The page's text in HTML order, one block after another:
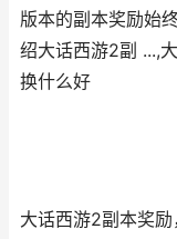
版本的副本奖励始
绍大话西游2副 ...,
换什么好
大话西游2副本奖